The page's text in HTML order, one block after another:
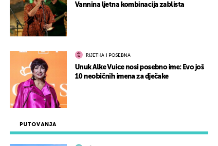
PUTOVANJA
Vannina ljetna kombinacija zablista
RIJETKA I POSEBNA
Unuk Alke Vuice nosi posebno ime: Evo još
10 neobičnih imena za dječake